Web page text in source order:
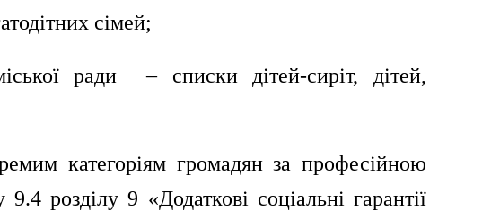
сімей;
ради – списки дітей-сиріт, дітей,
категоріям громадянза професійною
розділу 9 «Додаткові соціальні гарантії